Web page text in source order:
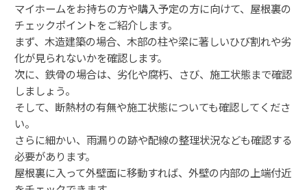
マイホームをお持ちの方や購入予定の方に向けて、屋根裏の
チェックポイントをご紹介します。
まず、木造建築の場合、木部の柱や梁に著しいひび割れや劣
化が見られないかを確認します。
次に、鉄骨の場合は、劣化や腐朽、さび、施工状態まで確認
しましょう。
そして、断熱材の有無や施工状態についても確認してくださ
い。
さらに細かい、雨漏りの跡や配線の整理状況なども確認する
必要があります。
屋根裏に入って外壁面に移動すれば、外壁の内部の上端付近